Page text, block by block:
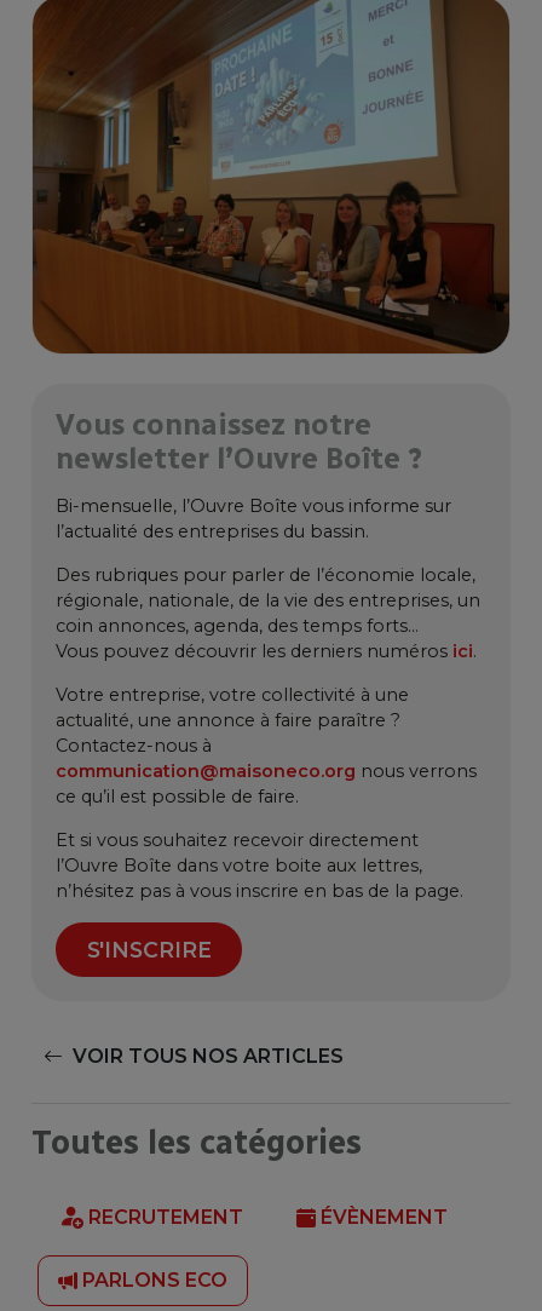
Vous connaissez notre
newsletter l’Ouvre Boîte ?
Bi-mensuelle, l’Ouvre Boîte vous informe sur
l’actualité des entreprises du bassin.
Des rubriques pour parler de l’économie locale,
régionale, nationale, de la vie des entreprises, un
coin annonces, agenda, des temps forts…
Vous pouvez découvrir les derniers numéros ici.
Votre entreprise, votre collectivité à une
actualité, une annonce à faire paraître ?
Contactez-nous à
communication@maisoneco.org nous verrons
ce qu’il est possible de faire.
Et si vous souhaitez recevoir directement
l’Ouvre Boîte dans votre boite aux lettres,
n’hésitez pas à vous inscrire en bas de la page.
S'INSCRIRE
VOIR TOUS NOS ARTICLES
Toutes les catégories
RECRUTEMENT ÉVÈNEMENT
PARLONS ECO